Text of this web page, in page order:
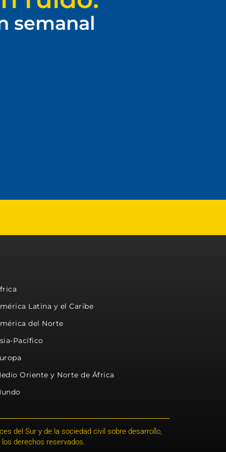
semanal
Latina y el Caribe
del Norte
Pacífico
Oriente y Norte de África
del Sur y de la sociedad civil sobre desarrollo,
derechos reservados.